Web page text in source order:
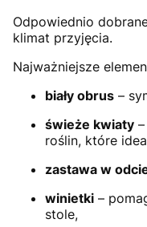
Odpowiednio
klimat przyjęcia.
Najważniejsze
biały obrus –
świeże kwiaty
roślin, które
zastawa w
winietki –
stole,